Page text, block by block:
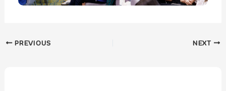
PREVIOUS NEXT